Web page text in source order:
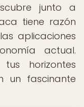
junto a
tiene razón
aplicaciones
actual.
horizontes
un fascinante